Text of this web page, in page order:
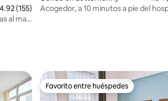
promedio: 4.92 de 5, 155 reseñas
4.92 (155)
al mar,
Acogedor, a 10 minutos a pie del
Favorito entre huéspedes
Favorito entre huéspedes